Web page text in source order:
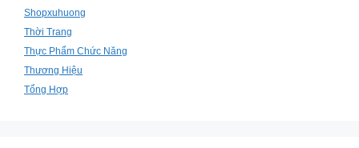
Shopxuhuong
Thời Trang
Thực Phẩm Chức Năng
Thương Hiệu
Tổng Hợp